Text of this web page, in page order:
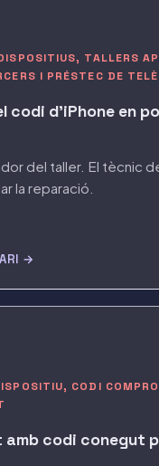
TALLERS
I PRÉSTEC DE
codi d'iPhone en
del taller. El tècnic
la reparació.
→
CODI
amb codi conegut